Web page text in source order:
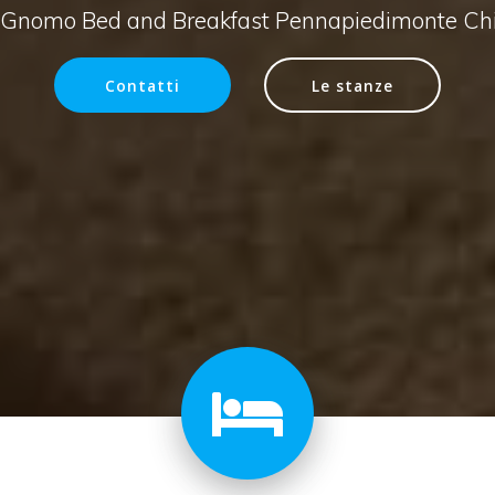
Bed and Breakfast Pennapiedimonte
Contatti Le stanze